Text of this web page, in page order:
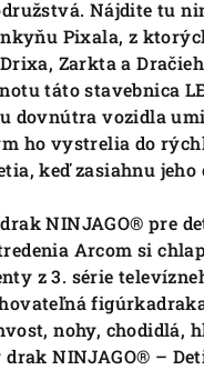
Nájdite tu
Pixala, z
Zarkta a
táto stavebnica
dovnútra vozidla
ho vystrelia do
keď zasiahnu jeho
NINJAGO® pre
Arcom si
z 3. série
nohy, chodidlá,
NINJAGO® –